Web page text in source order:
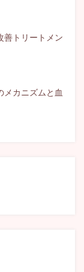
善トリートメン
メカニズムと血